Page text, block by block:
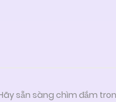
sẵn sàng chìm đắm